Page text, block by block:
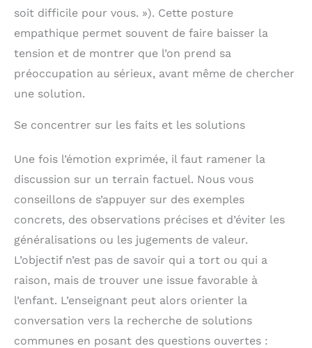
soit difficile pour vous. »). Cette posture
empathique permet souvent de faire baisser la
tension et de montrer que l’on prend sa
préoccupation au sérieux, avant même de chercher
une solution.
Se concentrer sur les faits et les solutions
Une fois l’émotion exprimée, il faut ramener la
discussion sur un terrain factuel. Nous vous
conseillons de s’appuyer sur des exemples
concrets, des observations précises et d’éviter les
généralisations ou les jugements de valeur.
L’objectif n’est pas de savoir qui a tort ou qui a
raison, mais de trouver une issue favorable à
l’enfant. L’enseignant peut alors orienter la
conversation vers la recherche de solutions
communes en posant des questions ouvertes :